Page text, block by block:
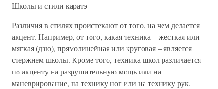
Школы и стили каратэ
Различия в стилях проистекают от того, на чем делается
акцент. Например, от того, какая техника – жесткая или
мягкая (дзю), прямолинейная или круговая – является
стержнем школы. Кроме того, техника школ различается
по акценту на разрушительную мощь или на
маневрирование, на технику ног или на технику рук.